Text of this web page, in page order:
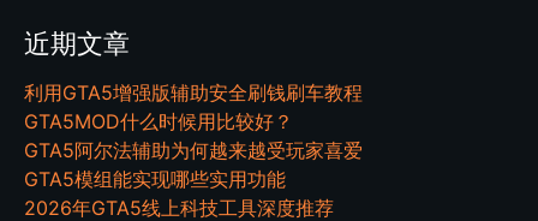
近期文章
利用GTA5增强版辅助安全刷钱刷车教程
GTA5MOD什么时候用比较好？
GTA5阿尔法辅助为何越来越受玩家喜爱
GTA5模组能实现哪些实用功能
2026年GTA5线上科技工具深度推荐